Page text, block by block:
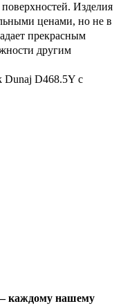
Изделия
ценами, но не в
прекрасным
другим
Dunaj D468.5Y с
каждому нашему